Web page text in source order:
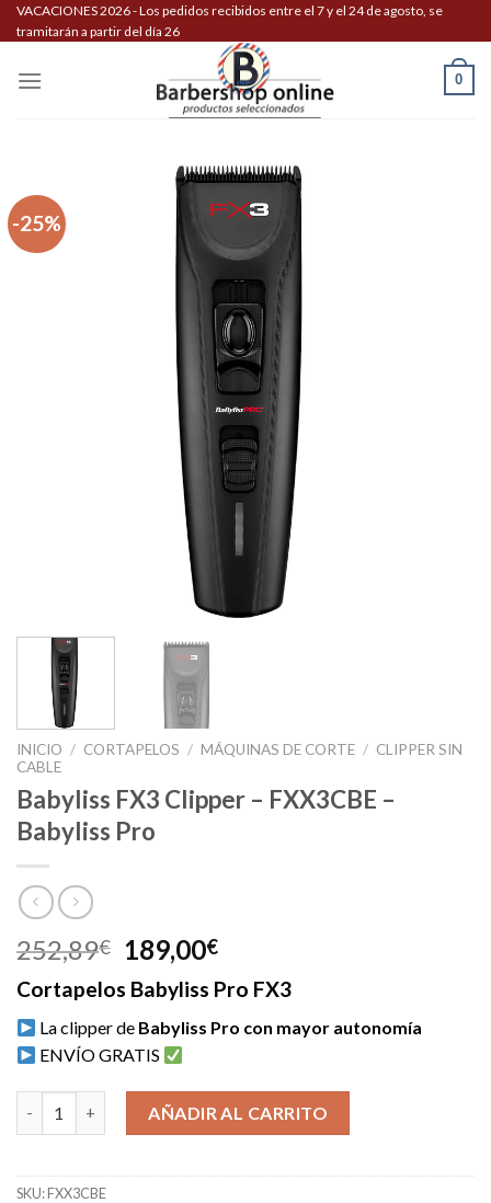
Skip
to
VACACIONES 2026 - Los pedidos recibidos entre el 7 y el 24 de agosto, se
tramitarán a partir del día 26
0
-25%
INICIO / CORTAPELOS / MÁQUINAS DE CORTE / CLIPPER SIN
CABLE
Babyliss FX3 Clipper – FXX3CBE –
Babyliss Pro
252,89€
El
precio
original
era:
252,89€.
189,00€El
precio
actual
es:
Cortapelos Babyliss Pro FX3
La clipper de Babyliss Pro con mayor autonomía
ENVÍO GRATIS
Babyliss FX3 Clipper - FXX3CBE - Babyliss Pro cantidad
AÑADIR AL CARRITO
SKU:FXX3CBE